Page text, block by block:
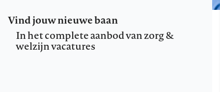
Vind jouw nieuwe baan
In het complete aanbod van zorg &
welzijn vacatures